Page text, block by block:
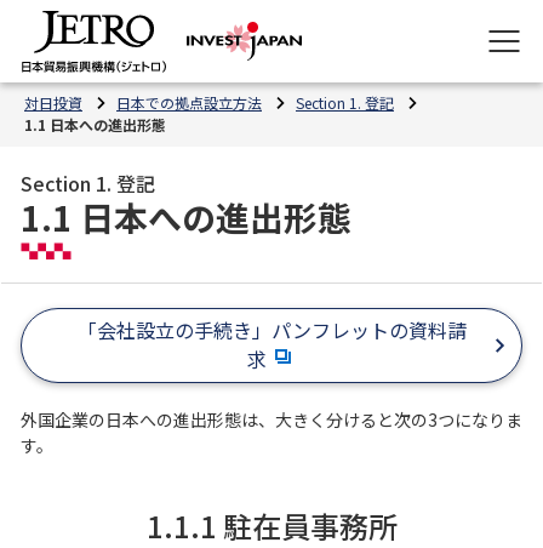
対日投資 日本での拠点設立方法
Section 1. 登記
1.1 日本への進出形態
Section 1. 登記
1.1 日本への進出形態
「会社設立の手続き」パンフレットの資料請
求
外国企業の日本への進出形態は、大きく分けると次の3つになりま
す。
1.1.1 駐在員事務所